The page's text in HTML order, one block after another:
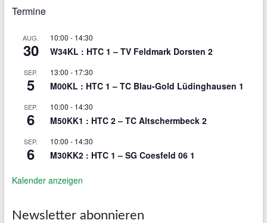
Termine
AUG.
30
10:00 - 14:30
W34KL : HTC 1 – TV Feldmark Dorsten 2
SEP.
5
13:00 - 17:30
M00KL : HTC 1 – TC Blau-Gold Lüdinghausen 1
SEP.
6
10:00 - 14:30
M50KK1 : HTC 2 – TC Altschermbeck 2
SEP.
6
10:00 - 14:30
M30KK2 : HTC 1 – SG Coesfeld 06 1
Kalender anzeigen
Newsletter abonnieren